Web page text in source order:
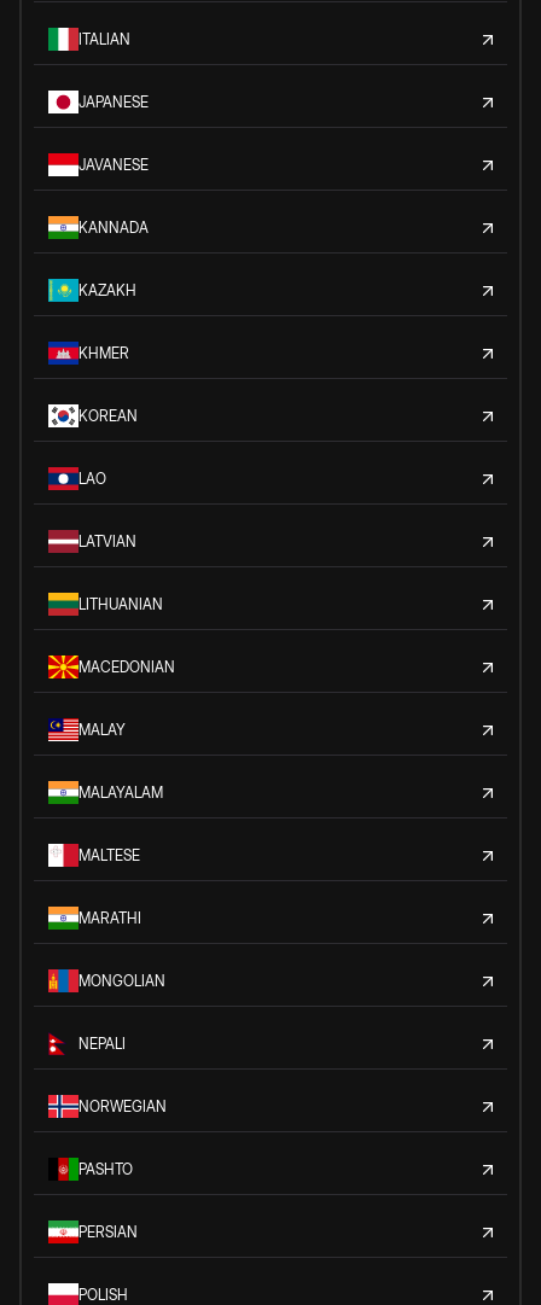
ITALIAN
JAPANESE
JAVANESE
KANNADA
KAZAKH
KHMER
KOREAN
LAO
LATVIAN
LITHUANIAN
MACEDONIAN
MALAY
MALAYALAM
MALTESE
MARATHI
MONGOLIAN
NEPALI
NORWEGIAN
PASHTO
PERSIAN
POLISH